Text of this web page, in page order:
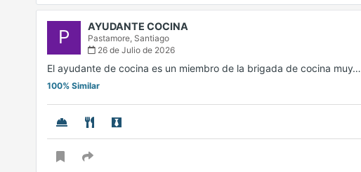
P AYUDANTE COCINA
Pastamore, Santiago
26 de Julio de 2026
El ayudante de cocina es un miembro de la brigada de cocina muy…
100% Similar